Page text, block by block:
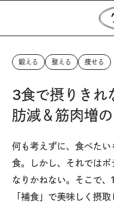
鍛える 整える 痩せる
3食で摂りきれ
肪減＆筋肉増
何も考えずに、食べた
食。しかし、それでは
なりかねない。そこで
「補食」で美味しく摂取